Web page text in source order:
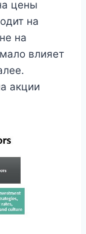
цены
на
на
влияет
акции